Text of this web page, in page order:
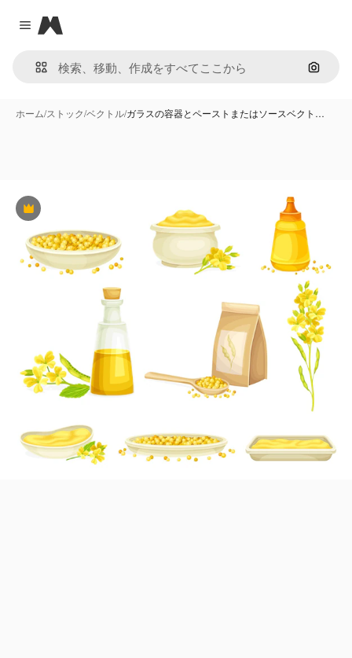
Close menu
Magnific
画像で
ホーム/ストック/ベクトル/ガラスの容器とペーストまたはソースベクト…
Premium